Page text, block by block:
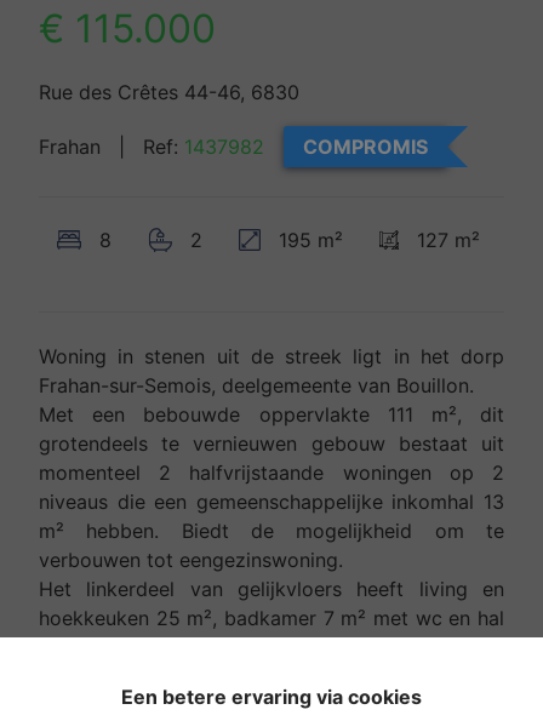
Een betere ervaring via cookies
€ 115.000
Rue des Crêtes 44-46, 6830
Frahan | Ref: 1437982 COMPROMIS
8 2 195 m² 127 m²
Woning in stenen uit de streek ligt in het dorp
Frahan-sur-Semois, deelgemeente van Bouillon.
Met een bebouwde oppervlakte 111 m², dit
grotendeels te vernieuwen gebouw bestaat uit
momenteel 2 halfvrijstaande woningen op 2
niveaus die een gemeenschappelijke inkomhal 13
m² hebben. Biedt de mogelijkheid om te
verbouwen tot eengezinswoning.
Het linkerdeel van gelijkvloers heeft living en
hoekkeuken 25 m², badkamer 7 m² met wc en hal